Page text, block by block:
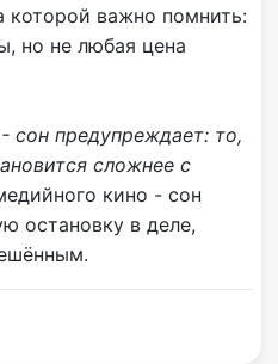
которой важно помнить:
но не любая цена
предупреждает: то,
сложнее с
кино - сон
остановку в деле,